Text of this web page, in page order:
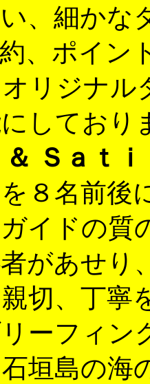
、細かな
、ポイン
リジナ
しており
Ｓａｔ
８名前
イドの質
があせり
切、丁寧
ーフィン
垣島の海